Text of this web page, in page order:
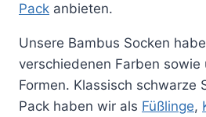
Pack anbieten.
Unsere Bambus Socken
verschiedenen Farben sowie
Formen. Klassisch schwarze
Pack haben wir als Füßlinge,